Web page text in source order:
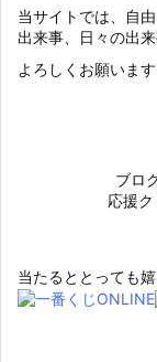
当サイトでは、自
出来事、日々の出
よろしくお願います
ブロ
応援ク
当たるととっても